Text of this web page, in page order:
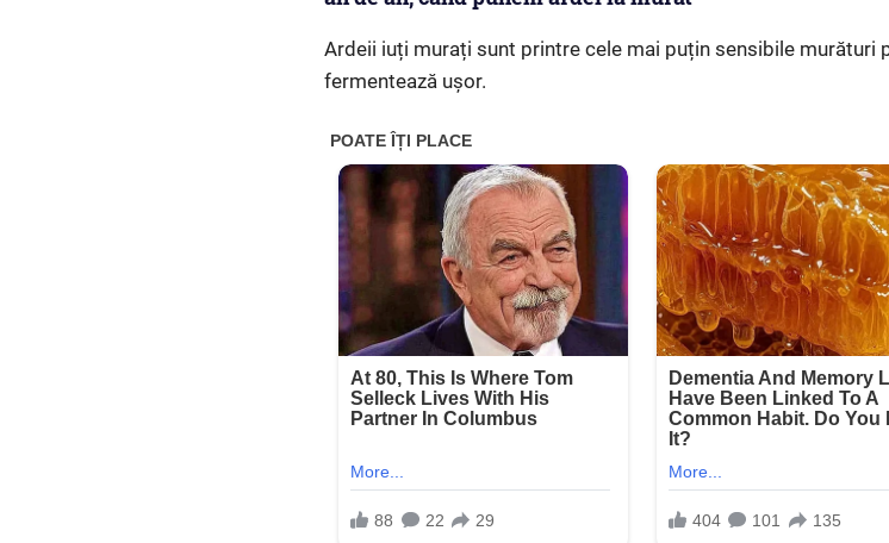
Ardeii iuți murați sunt printre cele mai puțin sensibile murături
fermentează ușor.